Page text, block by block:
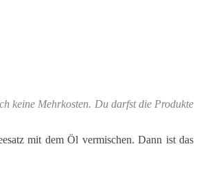
keine Mehrkosten. Du darfst die Produkte
mit dem Öl vermischen. Dann ist das